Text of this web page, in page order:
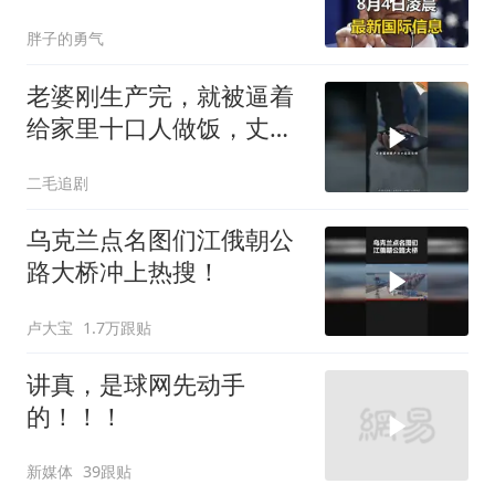
胖子的勇气
老婆刚生产完，就被逼着
给家里十口人做饭，丈夫
二毛追剧
乌克兰点名图们江俄朝公
路大桥冲上热搜！
卢大宝 1.7万跟贴
讲真，是球网先动手
的！！！
新媒体 39跟贴